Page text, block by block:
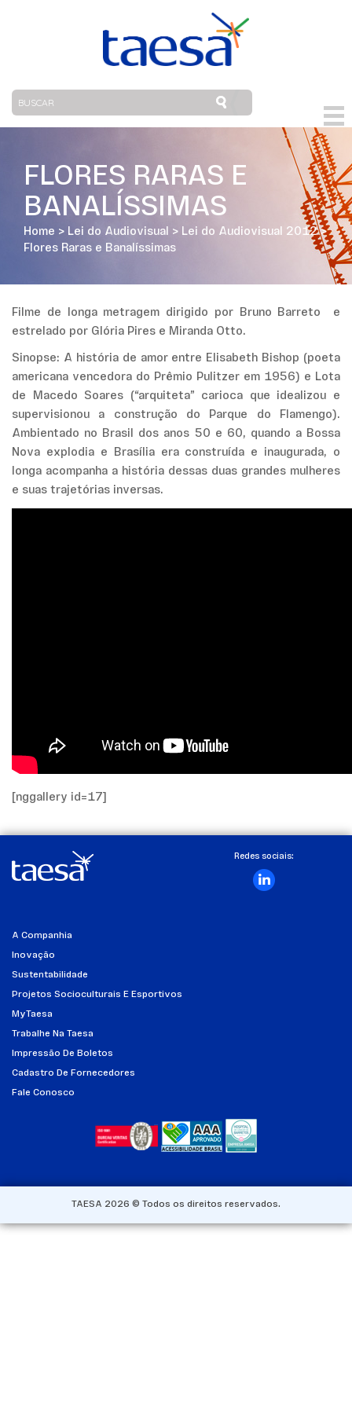
FLORES RARAS E
BANALÍSSIMAS
Home > Lei do Audiovisual > Lei do Audiovisual 2012>
Flores Raras e Banalíssimas
Filme de longa metragem dirigido por Bruno Barreto e
estrelado por Glória Pires e Miranda Otto.
Sinopse: A história de amor entre Elisabeth Bishop (poeta
americana vencedora do Prêmio Pulitzer em 1956) e Lota
de Macedo Soares (“arquiteta” carioca que idealizou e
supervisionou a construção do Parque do Flamengo).
Ambientado no Brasil dos anos 50 e 60, quando a Bossa
Nova explodia e Brasília era construída e inaugurada, o
longa acompanha a história dessas duas grandes mulheres
e suas trajetórias inversas.
[nggallery id=17]
Redes sociais:
A Companhia
Inovação
Sustentabilidade
Projetos Socioculturais E Esportivos
MyTaesa
Trabalhe Na Taesa
Impressão De Boletos
Cadastro De Fornecedores
Fale Conosco
TAESA 2026 © Todos os direitos reservados.